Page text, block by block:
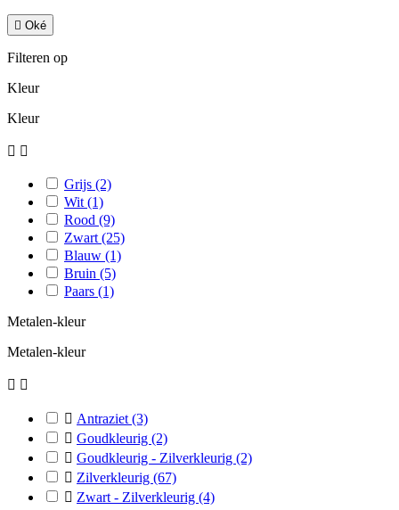
 Oké
Filteren op
Kleur
Kleur
 
Grijs (2)
Wit (1)
Rood (9)
Zwart (25)
Blauw (1)
Bruin (5)
Paars (1)
Metalen-kleur
Metalen-kleur
 
 Antraziet (3)
 Goudkleurig (2)
 Goudkleurig - Zilverkleurig (2)
 Zilverkleurig (67)
 Zwart - Zilverkleurig (4)